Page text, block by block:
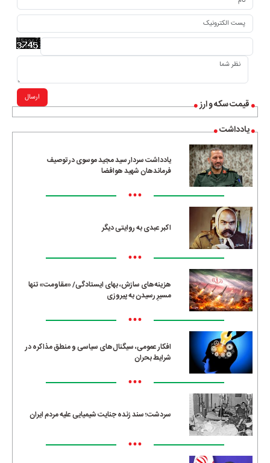
قیمت سکه و ارز
یادداشت
یادداشت سردار سید مجید موسوی در توصیف
فرماندهان شهید هوافضا
•••
اکبر عبدی به روایتی دیگر
•••
هزینه‌های سازش، بهای ایستادگی/ «مقاومت» تنها
مسیرِ رسیدن به پیروزی
•••
افکار عمومی، سیگنال‌های سیاسی و منطق مذاکره در
شرایط بحران
•••
سردشت؛ سند زنده جنایت شیمیایی علیه مردم ایران
•••
ارسال